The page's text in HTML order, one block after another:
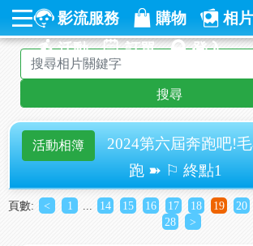
影流服務 購物
相片
活動
訂單 登入
搜尋
活動相簿
2024第六屆奔跑吧!
跑 ➽ ⚐ 終點1
頁數: < 1 14 15 16 17 18 19 20
28
>